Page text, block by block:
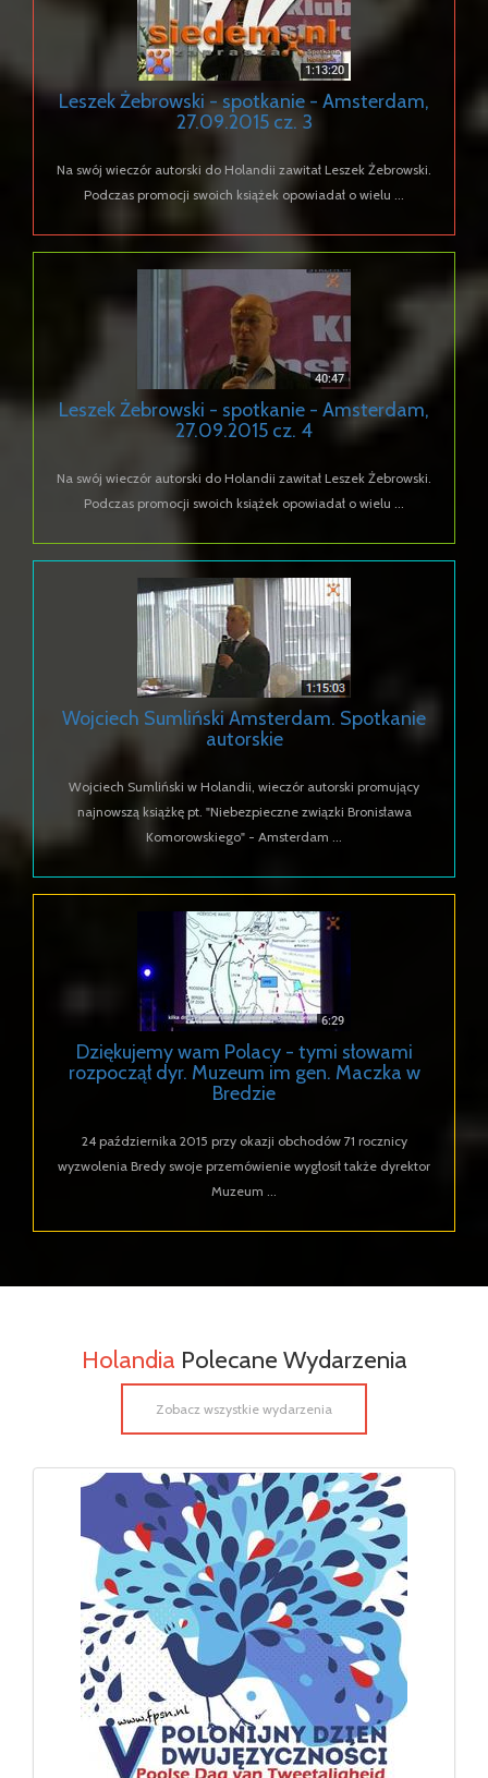
Leszek Żebrowski - spotkanie - Amsterdam,
27.09.2015 cz. 3
Na swój wieczór autorski do Holandii zawitał Leszek Żebrowski.
Podczas promocji swoich książek opowiadał o wielu ...
Leszek Żebrowski - spotkanie - Amsterdam,
27.09.2015 cz. 4
Na swój wieczór autorski do Holandii zawitał Leszek Żebrowski.
Podczas promocji swoich książek opowiadał o wielu ...
Wojciech Sumliński Amsterdam. Spotkanie
autorskie
Wojciech Sumliński w Holandii, wieczór autorski promujący
najnowszą książkę pt. "Niebezpieczne związki Bronisława
Komorowskiego" - Amsterdam ...
Dziękujemy wam Polacy - tymi słowami
rozpoczął dyr. Muzeum im gen. Maczka w
Bredzie
24 października 2015 przy okazji obchodów 71 rocznicy
wyzwolenia Bredy swoje przemówienie wygłosił także dyrektor
Muzeum ...
Holandia Polecane Wydarzenia
Zobacz wszystkie wydarzenia